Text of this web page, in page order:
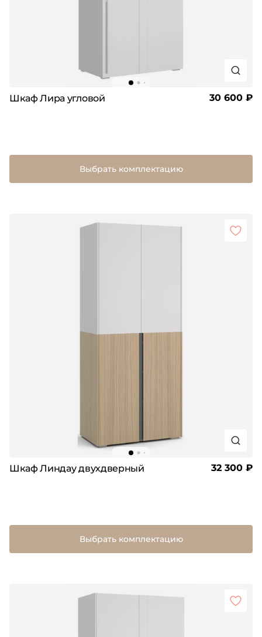
Шкаф Лира угловой 30 600 ₽
Выбрать комплектацию
Шкаф Линдау двухдверный 32 300 ₽
Выбрать комплектацию